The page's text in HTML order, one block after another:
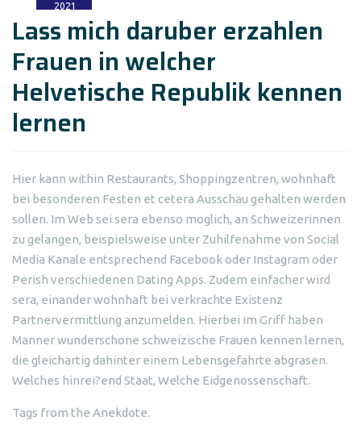
2021
Lass mich daruber erzahlen
Frauen in welcher
Helvetische Republik kennen
lernen
Hier kann within Restaurants, Shoppingzentren, wohnhaft
bei besonderen Festen et cetera Ausschau gehalten werden
sollen. Im Web sei sera ebenso moglich, an Schweizerinnen
zu gelangen, beispielsweise unter Zuhilfenahme von Social
Media Kanale entsprechend Facebook oder Instagram oder
Perish verschiedenen Dating Apps. Zudem einfacher wird
sera, einander wohnhaft bei verkrachte Existenz
Partnervermittlung anzumelden. Hierbei im Griff haben
Manner wunderschone schweizische Frauen kennen lernen,
die gleichartig dahinter einem Lebensgefahrte abgrasen.
Welches hinrei?end Staat, Welche Eidgenossenschaft.
Tags from the Anekdote.